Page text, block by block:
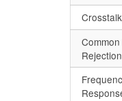
Crosstalk
Rejection